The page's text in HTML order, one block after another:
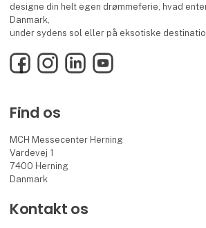
designe din helt egen drømmeferie, hvad
Danmark,
under sydens sol eller på eksotiske
FacebookInstagramLinkedInYouTube
Find os
MCH Messecenter Herning
Vardevej 1
7400 Herning
Danmark
Kontakt os